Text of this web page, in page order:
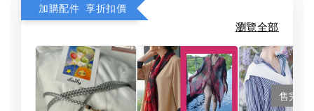
加購配件 享折扣價
瀏覽全部
售完